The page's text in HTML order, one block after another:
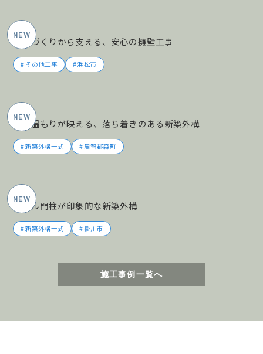
土地づくりから支える、安心の擁壁工事
その他工事 浜松市
木の温もりが映える、落ち着きのある新築外構
新築外構一式 周智郡森町
タイル門柱が印象的な新築外構
新築外構一式 掛川市
施工事例一覧へ